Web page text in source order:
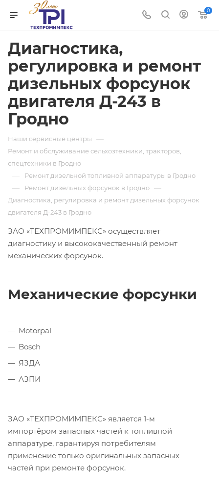
0
Диагностика,
регулировка и ремонт
дизельных форсунок
двигателя Д-243 в
Гродно
Наши сервисные центры —
Ремонт и обслуживание сельхозтехники, тракторов,
спецтехники в Гродно
— Ремонт дизельной топливной аппаратуры в Гродно
— Ремонт дизельных форсунок в Гродно —
Диагностика, регулировка и ремонт дизельных форсунок
двигателя Д-243 в Гродно
ЗАО «ТЕХПРОМИМПЕКС» осуществляет
диагностику и высококачественный ремонт
механических форсунок.
Механические форсунки
Motorpal
Bosch
ЯЗДА
АЗПИ
ЗАО «ТЕХПРОМИМПЕКС» является 1-м
импортёром запасных частей к топливной
аппаратуре, гарантируя потребителям
применение только оригинальных запасных
частей при ремонте форсунок.